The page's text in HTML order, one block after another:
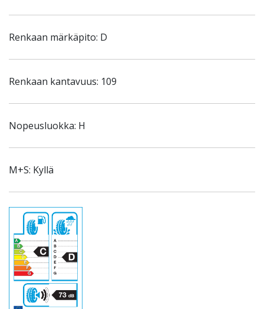
Renkaan märkäpito: D
Renkaan kantavuus: 109
Nopeusluokka: H
M+S: Kyllä